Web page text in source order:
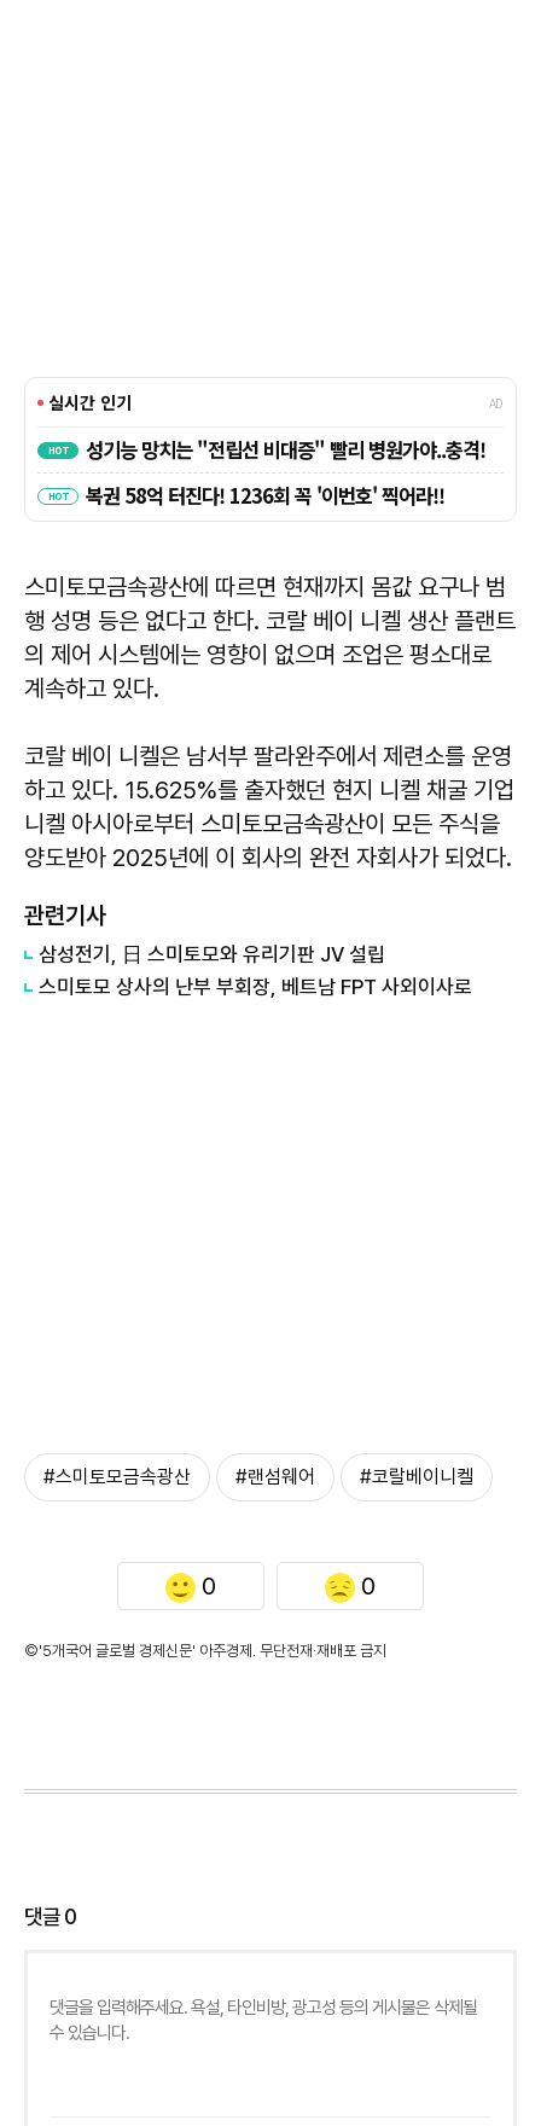
스미토모금속광산에 따르면 현재까지 몸값 요구나 범
행 성명 등은 없다고 한다. 코랄 베이 니켈 생산 플랜트
의 제어 시스템에는 영향이 없으며 조업은 평소대로
계속하고 있다.
코랄 베이 니켈은 남서부 팔라완주에서 제련소를 운영
하고 있다. 15.625%를 출자했던 현지 니켈 채굴 기업
니켈 아시아로부터 스미토모금속광산이 모든 주식을
양도받아 2025년에 이 회사의 완전 자회사가 되었다.
관련기사
삼성전기, 日 스미토모와 유리기판 JV 설립
스미토모 상사의 난부 부회장, 베트남 FPT 사외이사로
#스미토모금속광산 #랜섬웨어 #코랄베이니켈
0 0
©'5개국어 글로벌 경제신문' 아주경제. 무단전재·재배포 금지
댓글0